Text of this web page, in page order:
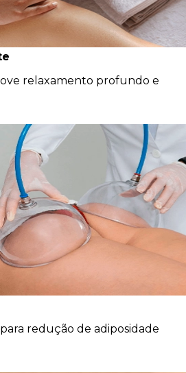
relaxamento profundo e
redução de adiposidade